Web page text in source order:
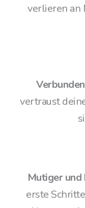
verlieren an
vertraust
Mutiger und
erste